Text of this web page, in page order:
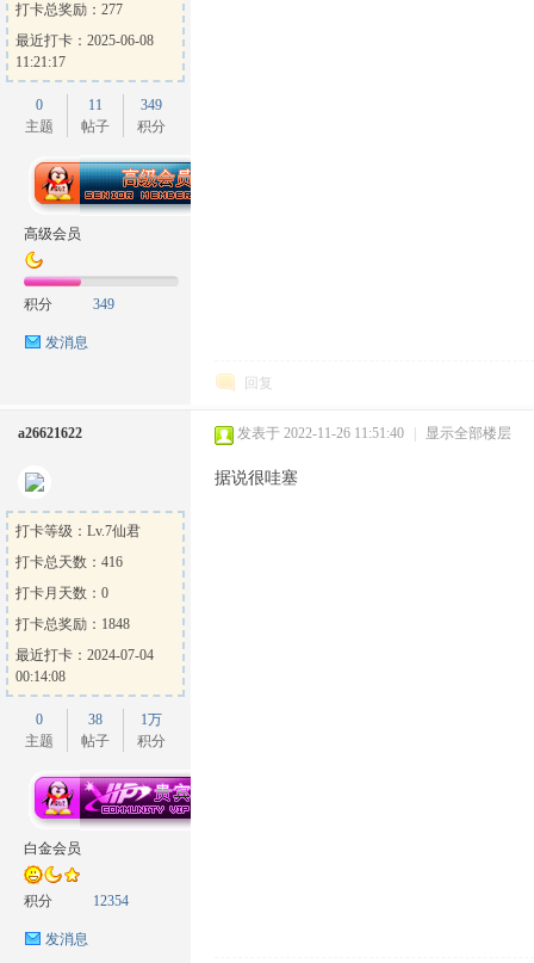
打卡总奖励：277
最近打卡：2025-06-08
11:21:17
0
主题
11
帖子
349
积分
高级会员
积分 349
发消息
回复
a26621622
打卡等级：Lv.7仙君
打卡总天数：416
打卡月天数：0
打卡总奖励：1848
最近打卡：2024-07-04
00:14:08
0
主题
38
帖子
1万
积分
白金会员
积分 12354
发消息
发表于 2022-11-26 11:51:40 显示全部楼层
据说很哇塞